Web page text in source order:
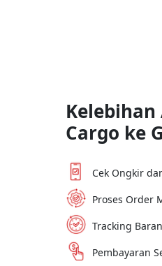
Cargo ke
Cek Ongkir
Proses Order
Tracking
Pembayaran